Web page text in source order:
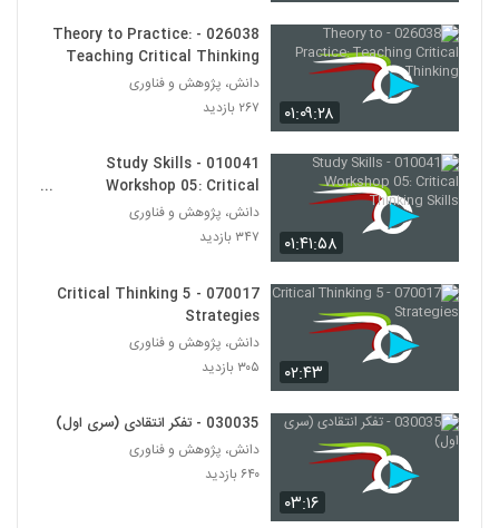
030043 - نظریه دانش
44
45
030045 - نظریه دانش
۵۲۱ بازدید
030046 - نظریه دانش
47
030047 - نظریه دانش
۵۳۹ بازدید
030048 - نظریه دانش
۴۷۶ بازدید
۰۱:۰۹:۲۸
026038 - Theory to Practice:
Teaching Critical Thinking
دانش، پژوهش و فناوری
۲۶۷ بازدید
۰۱:۴۱:۵۸
010041 - Study Skills
Workshop 05: Critical
Thinking Skills
دانش، پژوهش و فناوری
۳۴۷ بازدید
۰۲:۴۳
070017 - 5 Critical Thinking
Strategies
دانش، پژوهش و فناوری
۳۰۵ بازدید
۰۳:۱۶
030035 - تفکر انتقادی (سری اول)
دانش، پژوهش و فناوری
۶۴۰ بازدید